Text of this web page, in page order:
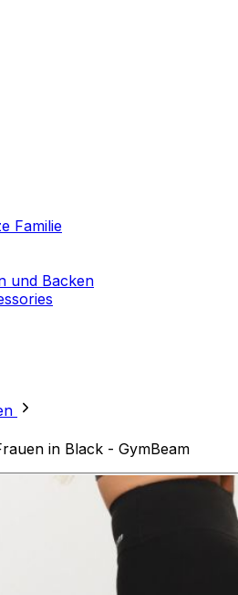
Familie
und Backen
in Black - GymBeam